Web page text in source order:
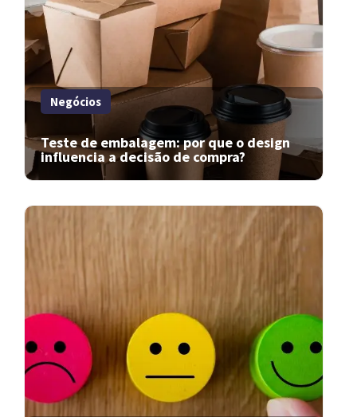
Negócios
Teste de embalagem: por que o design
influencia a decisão de compra?